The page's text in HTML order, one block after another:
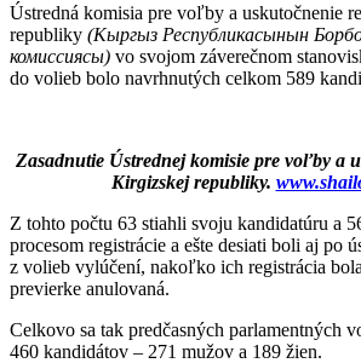
Ústredná komisia pre voľby a uskutočnenie
republiky (Кыргыз Республикасынын
комиссиясы) vo svojom záverečnom
do volieb bolo navrhnutých celkom 589
Zasadnutie Ústrednej komisie pre voľby a
Kirgizskej republiky.
Z tohto počtu 63 stiahli svoju kandidatúru a
procesom registrácie a ešte desiati boli aj po
z volieb vylúčení, nakoľko ich registrácia
previerke anulovaná.
Celkovo sa tak predčasných parlamentných
460 kandidátov – 271 mužov a 189 žien.